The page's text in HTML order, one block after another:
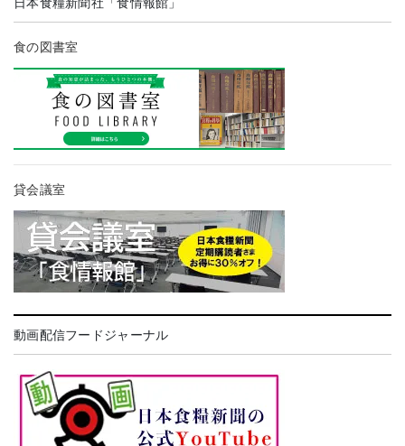
食の図書室
貸会議室
動画配信フードジャーナル